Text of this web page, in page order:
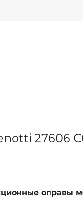
27606
оправы